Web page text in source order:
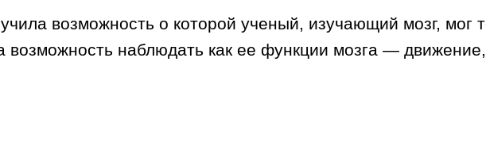
возможность о которой ученый, изучающий мозг, мог
возможность наблюдать как ее функции мозга —